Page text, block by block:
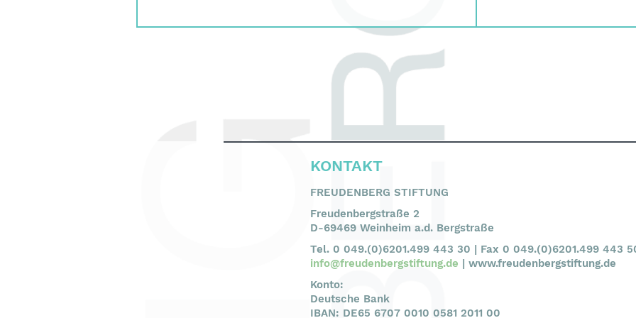
KONTAKT
FREUDENBERG STIFTUNG
Freudenbergstraße 2
D-69469 Weinheim a.d. Bergstraße
Tel. 0 049.(0)6201.499 443 30 | Fax 0 049.(0)6201.499 443
info@freudenbergstiftung.de | www.freudenbergstiftung.de
Konto:
Deutsche Bank
IBAN: DE65 6707 0010 0581 2011 00